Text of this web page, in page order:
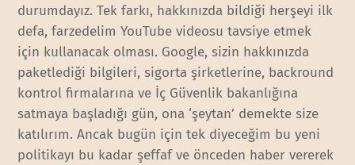
durumdayız. Tek farkı, hakkınızda bildiği herşeyi ilk
defa, farzedelim YouTube videosu tavsiye etmek
için kullanacak olması. Google, sizin hakkınızda
paketlediği bilgileri, sigorta şirketlerine, backround
kontrol firmalarına ve İç Güvenlik bakanlığına
satmaya başladığı gün, ona ‘şeytan’ demekte size
katılırım. Ancak bugün için tek diyeceğim bu yeni
politikayı bu kadar şeffaf ve önceden haber vererek